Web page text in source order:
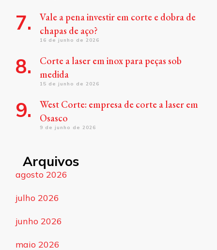
Vale a pena investir em corte e dobra de
chapas de aço?
16 de junho de 2026
Corte a laser em inox para peças sob
medida
15 de junho de 2026
West Corte: empresa de corte a laser em
Osasco
9 de junho de 2026
Arquivos
agosto 2026
julho 2026
junho 2026
maio 2026